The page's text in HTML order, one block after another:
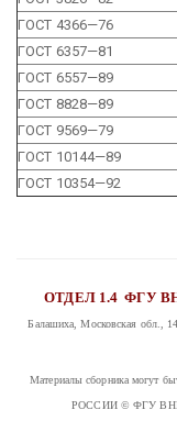
ГОСТ 4366—76
ГОСТ 6357—81
ГОСТ 6557—89
ГОСТ 8828—89
ГОСТ 9569—79
ГОСТ 10144—89
ГОСТ 10354—92
ОТДЕЛ 1.4ФГУ
Балашиха, Московская обл.,
Материалы сборника могут
РОССИИ© ФГУ